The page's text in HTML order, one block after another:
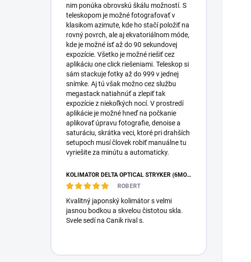
nim ponúka obrovskú škálu možností. S
teleskopom je možné fotografovať v
klasikom azimute, kde ho stačí položiť na
rovný povrch, ale aj ekvatoriálnom móde,
kde je možné ísť až do 90 sekundovej
expozície. Všetko je možné riešiť cez
aplikáciu one click riešeniami. Teleskop si
sám stackuje fotky až do 999 v jednej
snímke. Aj tú však možno cez službu
megastack natiahnúť a zlepiť tak
expozície z niekoľkých nocí. V prostredí
aplikácie je možné hneď na počkanie
aplikovať úpravu fotografie, denoise a
saturáciu, skrátka veci, ktoré pri drahších
setupoch musí človek robiť manuálne tu
vyriešite za minútu a automaticky.
KOLIMÁTOR DELTA OPTICAL STRYKER (6MOA)
ROBERT
Kvalitný japonský kolimátor s velmi
jasnou bodkou a skvelou čistotou skla.
Svele sedí na Canik rival s.